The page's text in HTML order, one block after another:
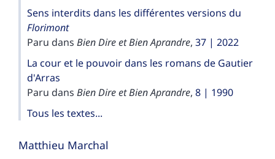
Sens interdits dans les différentes versions du
Florimont
Paru dans Bien Dire et Bien Aprandre, 37 | 2022
La cour et le pouvoir dans les romans de Gautier
d'Arras
Paru dans Bien Dire et Bien Aprandre, 8 | 1990
Tous les textes...
Matthieu Marchal